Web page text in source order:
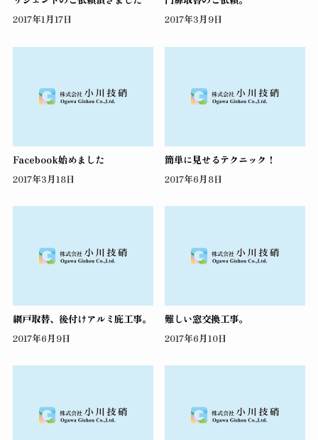
2017年1月17日 2017年3月9日
Facebook始めました
2017年3月18日
簡単に見せるテクニック！
2017年6月8日
網戸取替、後付けアルミ庇工事。
2017年6月9日
難しい窓交換工事。
2017年6月10日